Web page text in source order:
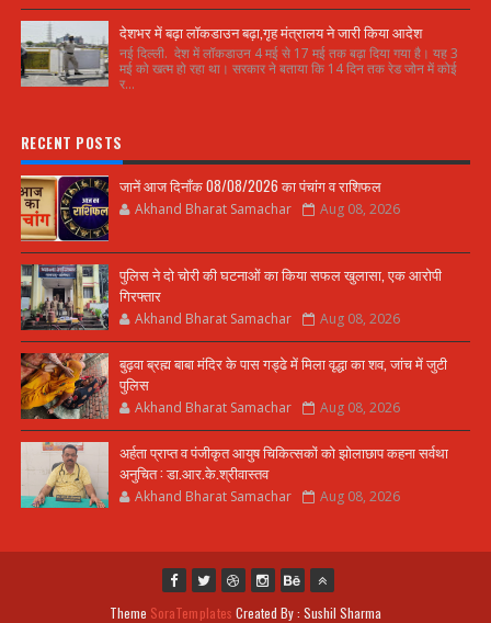
देशभर में बढ़ा लॉकडाउन बढ़ा,गृह मंत्रालय ने जारी किया आदेश
नई दिल्ली. देश में लॉकडाउन 4 मई से 17 मई तक बढ़ा दिया गया है। यह 3
मई को खत्म हो रहा था। सरकार ने बताया कि 14 दिन तक रेड जोन में कोई
र...
RECENT POSTS
जानें आज दिनाँक 08/08/2026 का पंचांग व राशिफल
Akhand Bharat Samachar Aug 08, 2026
पुलिस ने दो चोरी की घटनाओं का किया सफल खुलासा, एक आरोपी
गिरफ्तार
Akhand Bharat Samachar Aug 08, 2026
बुढ़वा ब्रह्म बाबा मंदिर के पास गड्ढे में मिला वृद्धा का शव, जांच में जुटी
पुलिस
Akhand Bharat Samachar Aug 08, 2026
अर्हता प्राप्त व पंजीकृत आयुष चिकित्सकों को झोलाछाप कहना सर्वथा
अनुचित : डा.आर.के.श्रीवास्तव
Akhand Bharat Samachar Aug 08, 2026
Theme SoraTemplates Created By : Sushil Sharma